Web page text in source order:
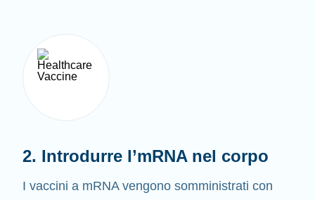
2. Introdurre l’mRNA nel corpo
I vaccini a mRNA vengono somministrati con